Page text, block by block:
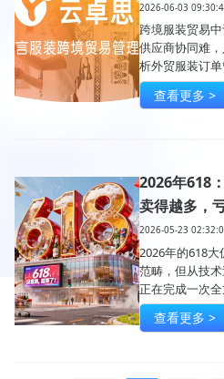
2026-06-03
跨境服装贸易
供应商协同难
析外贸服装订
系统如何实现
协同，助力企
查看更多 >
2026年618
卖得越多，
2026-05-23
2026年的618
范畴，但从技
正在完成一次
然而对于服装
——真实的情况
查看更多 >